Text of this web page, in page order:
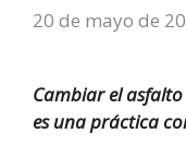
20 de mayo de
Cambiar el
es una práctica